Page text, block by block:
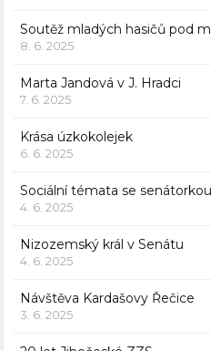
Soutěž mladých hasičů pod
8. 6. 2025
Marta Jandová v J. Hradci
7. 6. 2025
Krása úzkokolejek
6. 6. 2025
Sociální témata se
4. 6. 2025
Nizozemský král v Senátu
4. 6. 2025
Návštěva Kardašovy Řečice
3. 6. 2025